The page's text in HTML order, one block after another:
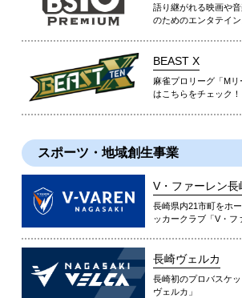
語り継がれる映画や
のためのエンタテイ
BEAST X
麻雀プロリーグ「M
はこちらをチェック！
スポーツ・地域創生事業
V・ファーレン長
長崎県内21市町をホ
ッカークラブ「V・フ
長崎ヴェルカ
長崎初のプロバスケ
ヴェルカ」